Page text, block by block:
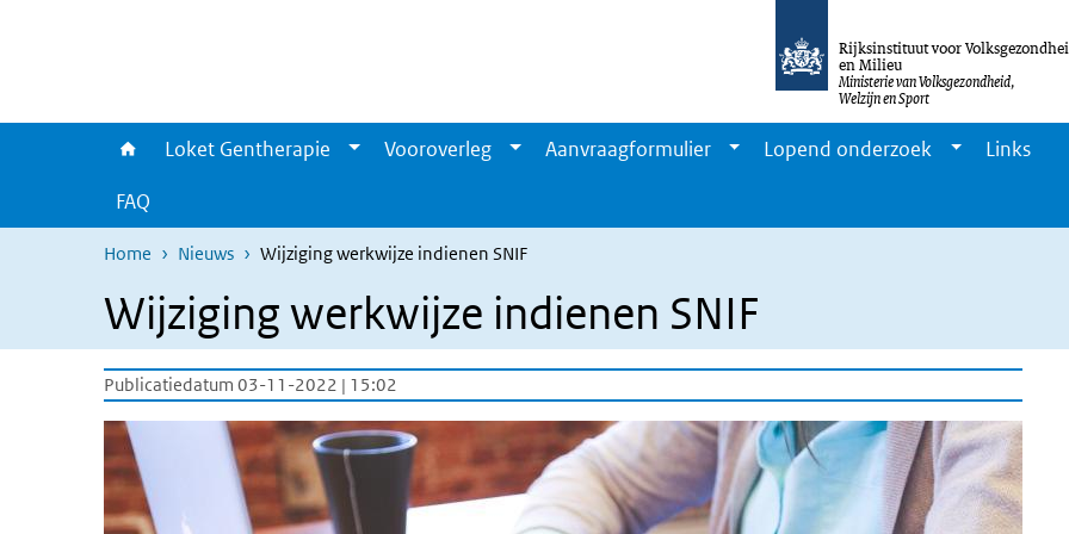
Rijksinstituut voor
en Milieu
Ministerie van Volksgezondheid,
Welzijn en Sport
Loket Gentherapie Vooroverleg Aanvraagformulier Lopend onderzoek
Links
FAQ
Home Nieuws Wijziging werkwijze indienen SNIF
Wijziging werkwijze indienen SNIF
Publicatiedatum 03-11-2022 | 15:02